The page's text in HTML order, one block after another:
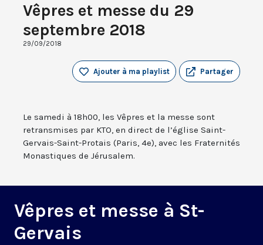
Vêpres et messe du 29
septembre 2018
29/09/2018
Partager
Ajouter à ma playlist
Le samedi à 18h00, les Vêpres et la messe sont
retransmises par KTO, en direct de l’église Saint-
Gervais-Saint-Protais (Paris, 4e), avec les Fraternités
Monastiques de Jérusalem.
Vêpres et messe à St-
Gervais